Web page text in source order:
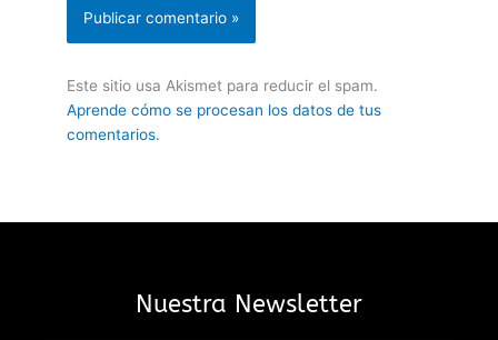
Este sitio usa Akismet para reducir el spam.
Aprende cómo se procesan los datos de tus
comentarios.
Nuestra Newsletter